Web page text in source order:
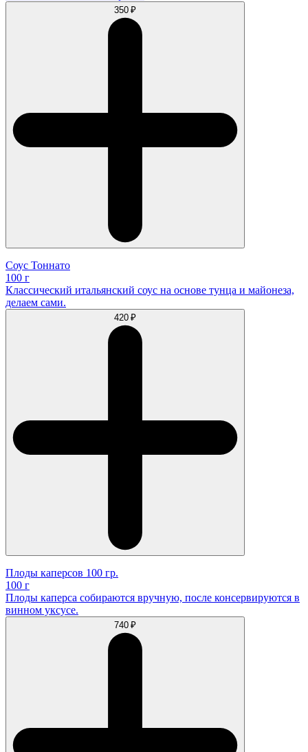
350 ₽
Соус Тоннато
100 г
Классический итальянский соус на основе тунца и майонеза,
делаем сами.
420 ₽
Плоды каперсов 100 гр.
100 г
Плоды каперса собираются вручную, после консервируются в
винном уксусе.
740 ₽